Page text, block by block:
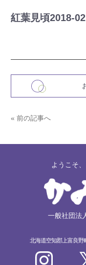
紅葉見頃2018-02
« 前の記事へ
ようこそ
一般社団法
北海道空知郡上富良野